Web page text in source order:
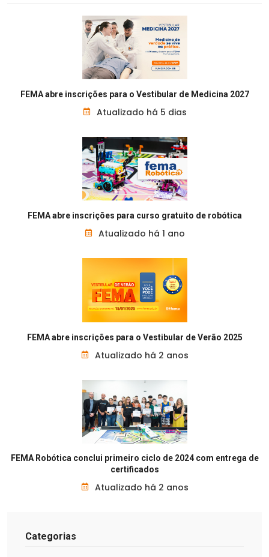
FEMA abre inscrições para o Vestibular de Medicina 2027
Atualizado há 5 dias
FEMA abre inscrições para curso gratuito de robótica
Atualizado há 1 ano
FEMA abre inscrições para o Vestibular de Verão 2025
Atualizado há 2 anos
FEMA Robótica conclui primeiro ciclo de 2024 com entrega de
certificados
Atualizado há 2 anos
Categorias